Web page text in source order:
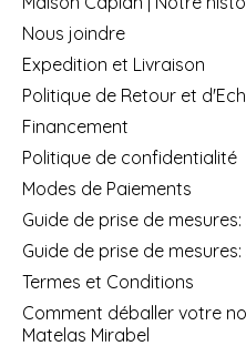
Nous joindre
Expedition et Livraison
Politique de Retour et
Financement
Politique de confidentialité
Modes de Paiements
Guide de prise de
Guide de prise de
Termes et Conditions
Comment déballer votre
Matelas Mirabel